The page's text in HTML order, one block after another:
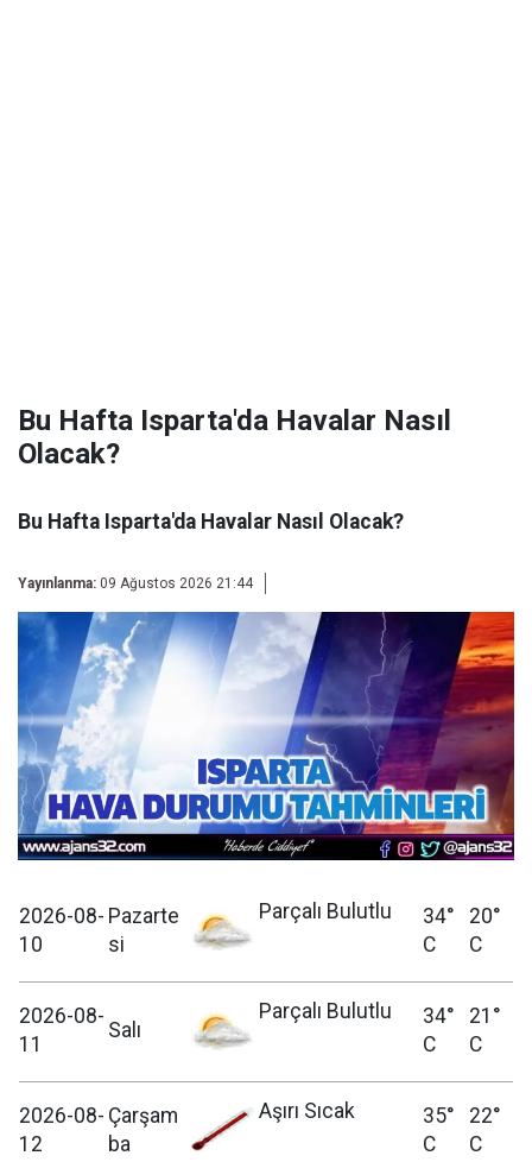
Bu Hafta Isparta'da Havalar Nasıl
Olacak?
Bu Hafta Isparta'da Havalar Nasıl Olacak?
Yayınlanma: 09 Ağustos 2026 21:44
2026-08-
10
Pazarte
si
Parçalı Bulutlu
34°
C
20°
C
2026-08-
11
Salı
Parçalı Bulutlu
34°
C
21°
C
2026-08-
12
Çarşam
ba
Aşırı Sıcak
35°
C
22°
C